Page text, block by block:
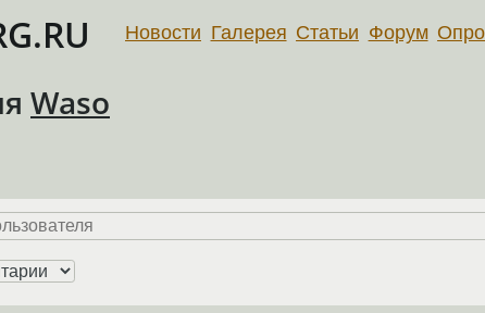
Новости Галерея Статьи Форум
Waso